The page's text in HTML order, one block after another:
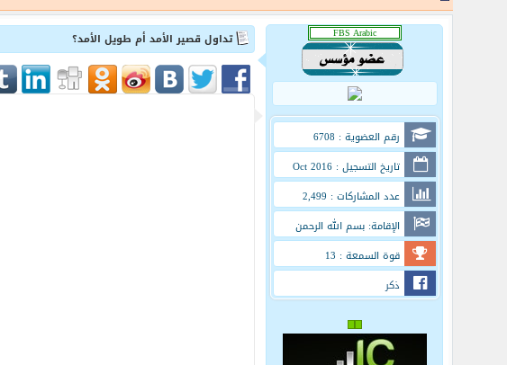
رقم العضوية : 6708
تاريخ التسجيل : Oct 2016
عدد المشاركات : 2,499
الإقامة: بسم الله الرحمن
الرحيم
قوة السمعة : 13
ذكر
تداول قصير الأمد أم طويل الأمد؟